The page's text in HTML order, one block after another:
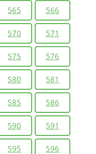
565 566
570 571
575 576
580 581
585 586
590 591
595 596